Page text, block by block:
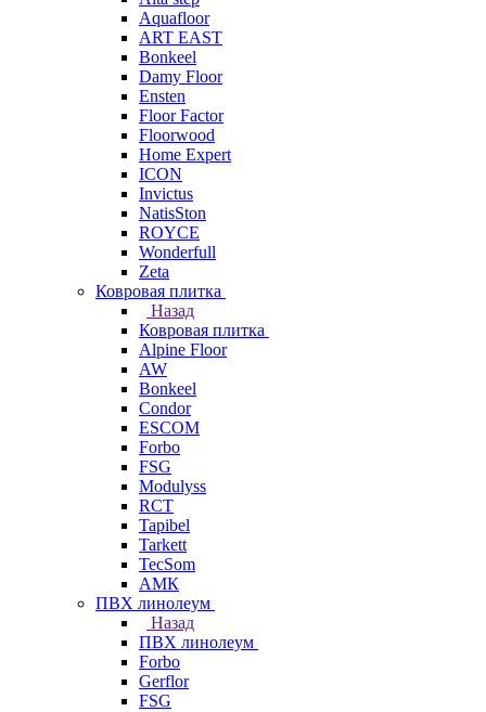
Aquafloor
ART EAST
Bonkeel
Damy Floor
Ensten
Floor Factor
Floorwood
Home Expert
ICON
Invictus
NatisSton
ROYCE
Wonderfull
Zeta
Ковровая плитка
Назад
Ковровая плитка
Alpine Floor
AW
Bonkeel
Condor
ESCOM
Forbo
FSG
Modulyss
RCT
Tapibel
Tarkett
TecSom
АМК
ПВХ линолеум
Назад
ПВХ линолеум
Forbo
Gerflor
FSG